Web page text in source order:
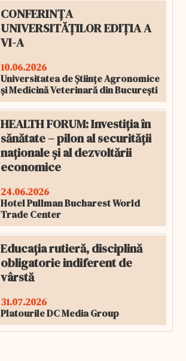
CONFERINȚA
UNIVERSITĂȚILOR EDIȚIA A
VI-A
10.06.2026
Universitatea de Științe Agronomice
și Medicină Veterinară din București
HEALTH FORUM: Investiția în
sănătate – pilon al securității
naționale și al dezvoltării
economice
24.06.2026
Hotel Pullman Bucharest World
Trade Center
Educația rutieră, disciplină
obligatorie indiferent de
vârstă
31.07.2026
Platourile DC Media Group